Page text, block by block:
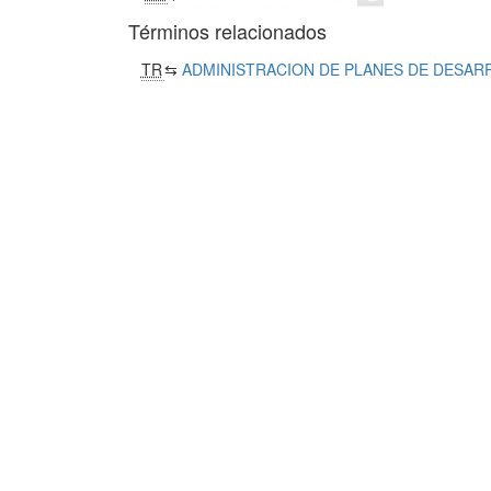
Términos relacionados
TR⇆ ADMINISTRACION DE PLANES DE